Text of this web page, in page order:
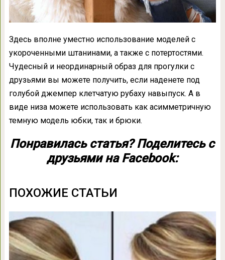
Здесь вполне уместно использование моделей с
укороченными штанинами, а также с потертостями.
Чудесный и неординарный образ для прогулки с
друзьями вы можете получить, если наденете под
голубой джемпер клетчатую рубаху навыпуск. А в
виде низа можете использовать как асимметричную
темную модель юбки, так и брюки.
Понравилась статья? Поделитесь с
друзьями на Facebook:
ПОХОЖИЕ СТАТЬИ